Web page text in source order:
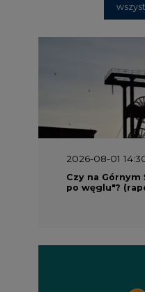
2026-08-01
Czy na Górnym
po węglu"?